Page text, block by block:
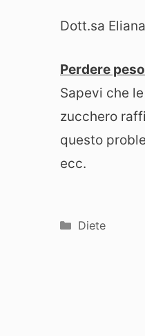
Dott.sa
Perdere
Sapevi che
zucchero
questo
ecc.
Categorie
Diete